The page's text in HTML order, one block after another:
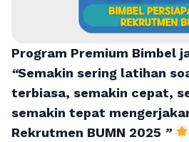
Program Premium Bimbel
“Semakin sering latihan
terbiasa, semakin cepat,
semakin tepat
Rekrutmen BUMN 2025 ”